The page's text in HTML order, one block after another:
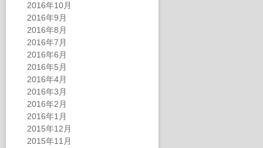
2016年10月
2016年9月
2016年8月
2016年7月
2016年6月
2016年5月
2016年4月
2016年3月
2016年2月
2016年1月
2015年12月
2015年11月